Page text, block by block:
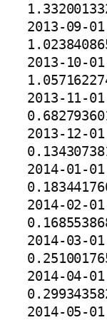
2013-09-
2013-10-
2013-11-
2013-12-
2014-01-
2014-02-
2014-03-
2014-04-
2014-05-